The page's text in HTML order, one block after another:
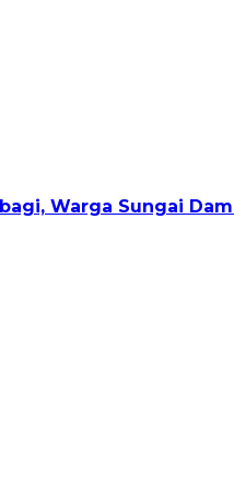
Warga Sungai